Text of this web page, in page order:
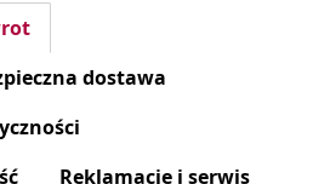
dostawa
Reklamacje i serwis